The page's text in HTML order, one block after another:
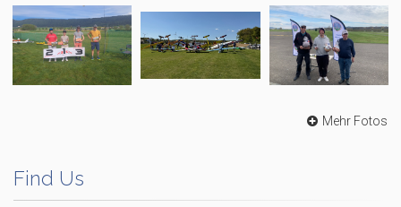
Mehr Fotos
Find Us